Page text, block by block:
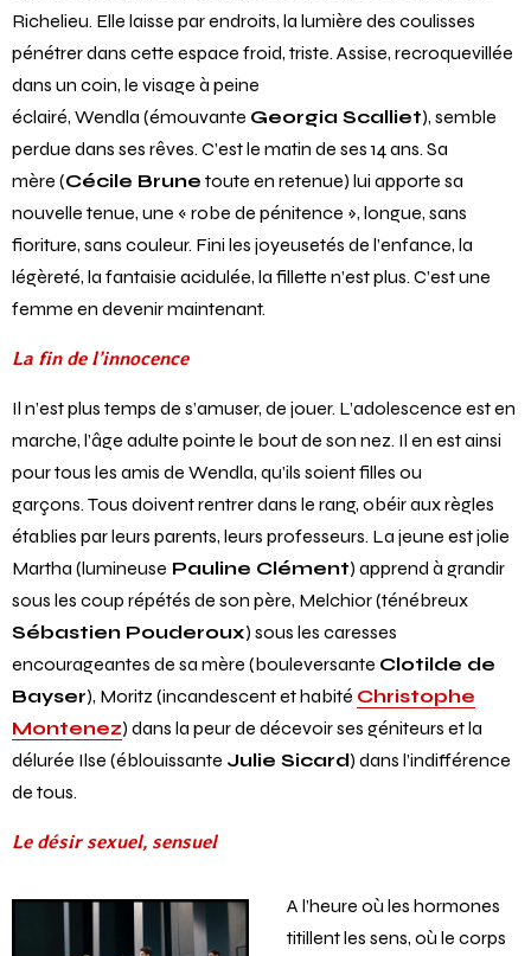
Richelieu. Elle laisse par endroits, la lumière des coulisses
pénétrer dans cette espace froid, triste. Assise, recroquevillée
dans un coin, le visage à peine
éclairé, Wendla (émouvante Georgia Scalliet), semble
perdue dans ses rêves. C’est le matin de ses 14 ans. Sa
mère (Cécile Brune toute en retenue) lui apporte sa
nouvelle tenue, une « robe de pénitence », longue, sans
fioriture, sans couleur. Fini les joyeusetés de l’enfance, la
légèreté, la fantaisie acidulée, la fillette n’est plus. C’est une
femme en devenir maintenant.
La fin de l’innocence
Il n’est plus temps de s’amuser, de jouer. L’adolescence est en
marche, l’âge adulte pointe le bout de son nez. Il en est ainsi
pour tous les amis de Wendla, qu’ils soient filles ou
garçons. Tous doivent rentrer dans le rang, obéir aux règles
établies par leurs parents, leurs professeurs. La jeune est jolie
Martha (lumineuse Pauline Clément) apprend à grandir
sous les coup répétés de son père, Melchior (ténébreux
Sébastien Pouderoux) sous les caresses
encourageantes de sa mère (bouleversante Clotilde de
Bayser), Moritz (incandescent et habité Christophe
Montenez) dans la peur de décevoir ses géniteurs et la
délurée Ilse (éblouissante Julie Sicard) dans l’indifférence
de tous.
Le désir sexuel, sensuel
A l’heure où les hormones
titillent les sens, où le corps